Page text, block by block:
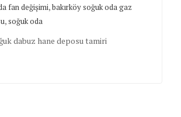
fan değişimi,bakırköy soğuk oda gaz
,soğuk oda
dabuz hane deposu tamiri